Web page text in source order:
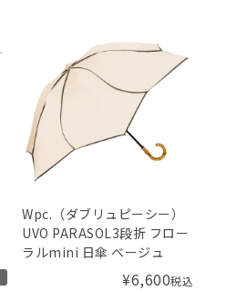
Wpc.（ダブリュピーシー）
UVO PARASOL3段折 フロー
ラルmini 日傘 ベージュ
¥6,600税込